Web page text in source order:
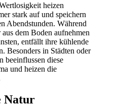
heizen
stark auf und speichern
Abendstunden. Während
dem Boden aufnehmen
entfällt ihre kühlende
Besonders in Städten oder
beeinflussen diese
und heizen die
Natur